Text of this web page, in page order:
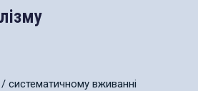
систематичному вживанні